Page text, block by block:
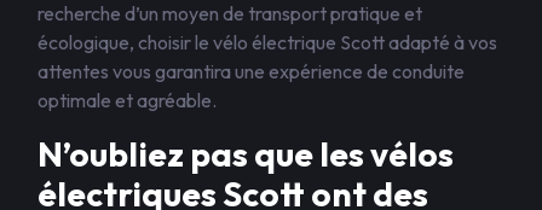
recherche d’un moyen de transport pratique et
écologique, choisir le vélo électrique Scott adapté à vos
attentes vous garantira une expérience de conduite
optimale et agréable.
N’oubliez pas que les vélos
électriques Scott ont des